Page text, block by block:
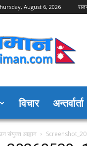
August 6, 2026
विचार अन्तर्वार्ता
संयुक्त आह्वान